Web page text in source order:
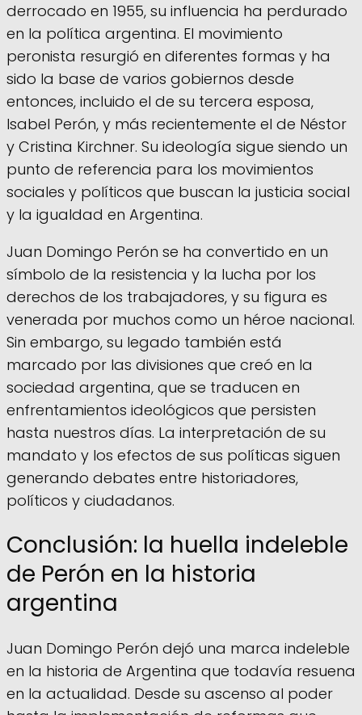
derrocado en 1955, su influencia ha perdurado
en la política argentina. El movimiento
peronista resurgió en diferentes formas y ha
sido la base de varios gobiernos desde
entonces, incluido el de su tercera esposa,
Isabel Perón, y más recientemente el de Néstor
y Cristina Kirchner. Su ideología sigue siendo un
punto de referencia para los movimientos
sociales y políticos que buscan la justicia social
y la igualdad en Argentina.
Juan Domingo Perón se ha convertido en un
símbolo de la resistencia y la lucha por los
derechos de los trabajadores, y su figura es
venerada por muchos como un héroe nacional.
Sin embargo, su legado también está
marcado por las divisiones que creó en la
sociedad argentina, que se traducen en
enfrentamientos ideológicos que persisten
hasta nuestros días. La interpretación de su
mandato y los efectos de sus políticas siguen
generando debates entre historiadores,
políticos y ciudadanos.
Conclusión: la huella indeleble
de Perón en la historia
argentina
Juan Domingo Perón dejó una marca indeleble
en la historia de Argentina que todavía resuena
en la actualidad. Desde su ascenso al poder